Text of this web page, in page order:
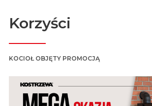
Korzyści
KOCIOŁ OBJĘTY PROMOCJĄ